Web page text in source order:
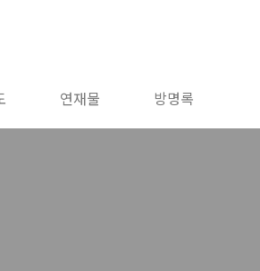
연재물 방명록